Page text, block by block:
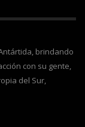
brindando
con su gente,
del Sur,